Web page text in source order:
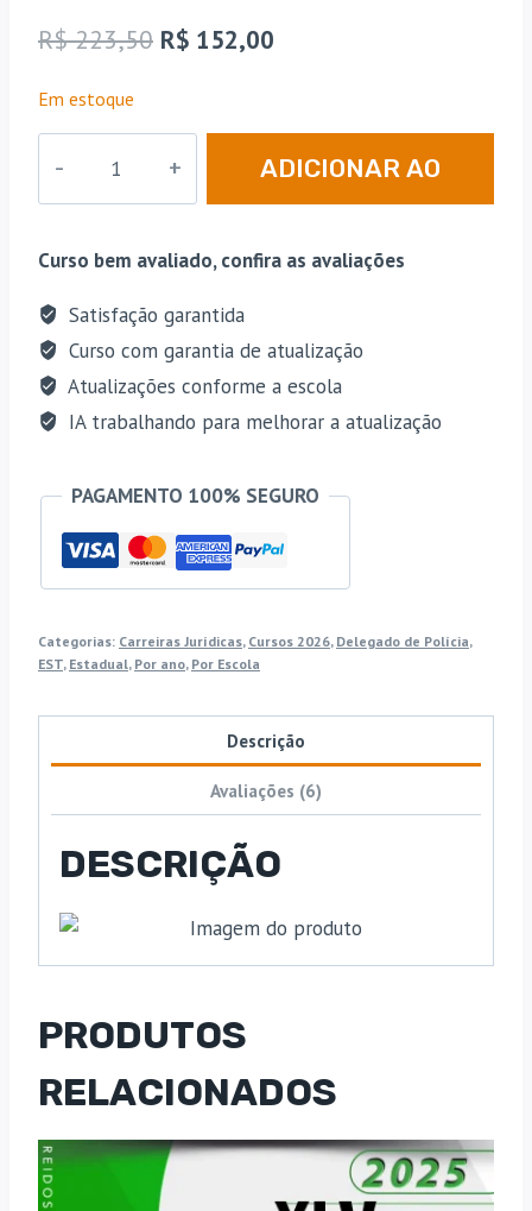
5, com
baseado
avaliações
R$223,50 O
era:
R$ 223,50.
R$ 152,00
é:
R$ 152,00.
Em estoque
BA
de
Polícia
Civil
do
Estado
Bahia
[2026]
Estrategia
quantidade
ADICIONAR AO
Curso bem avaliado, confira as avaliações
Satisfação garantida
Curso com garantia de atualização
Atualizações conforme a escola
IA trabalhando para melhorar a atualização
PAGAMENTO 100% SEGURO
Categorias: Carreiras Jurídicas, Cursos 2026, Delegado de Polícia,
EST, Estadual, Por ano, Por Escola
Descrição
Avaliações (6)
DESCRIÇÃO
PRODUTOS
RELACIONADOS